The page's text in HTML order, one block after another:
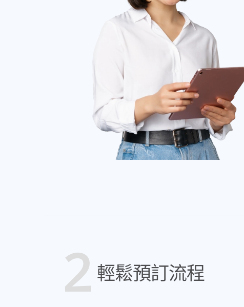
2 輕鬆預訂流程